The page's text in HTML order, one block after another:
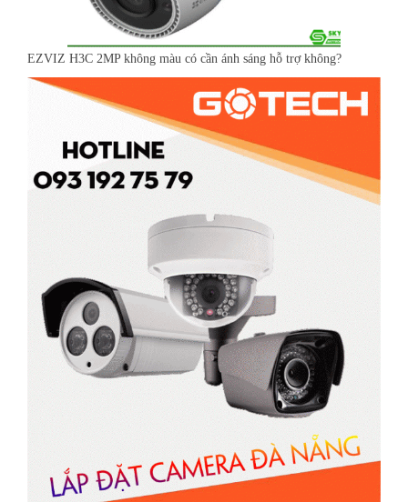
EZVIZ H3C 2MP không màu có cần ánh sáng hỗ trợ không?